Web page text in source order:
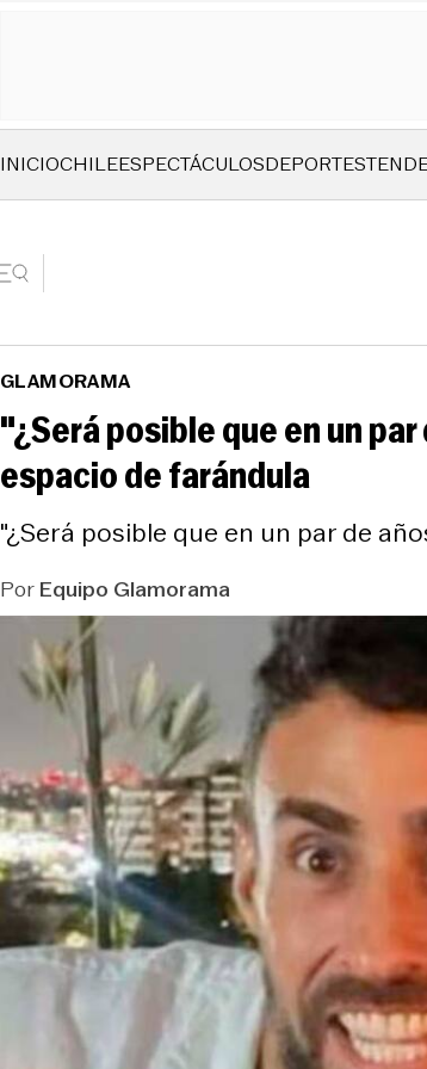
INICIOCHILEESPECTÁCULOSDEPORTES
GLAMORAMA
"¿Será posible que en un
espacio de farándula
"¿Será posible que en un par de
PorEquipo Glamorama